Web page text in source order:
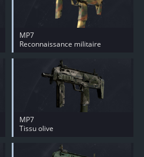
MP7
Reconnaissance militaire
MP7
Tissu olive